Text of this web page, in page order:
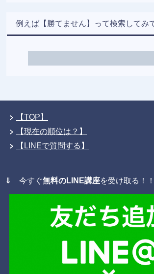
ー
例えば【勝てません】って検索してみ
【TOP】
【現在の順位は？】
【LINEで質問する】
⇓ 今すぐ無料のLINE講座を受け取る！